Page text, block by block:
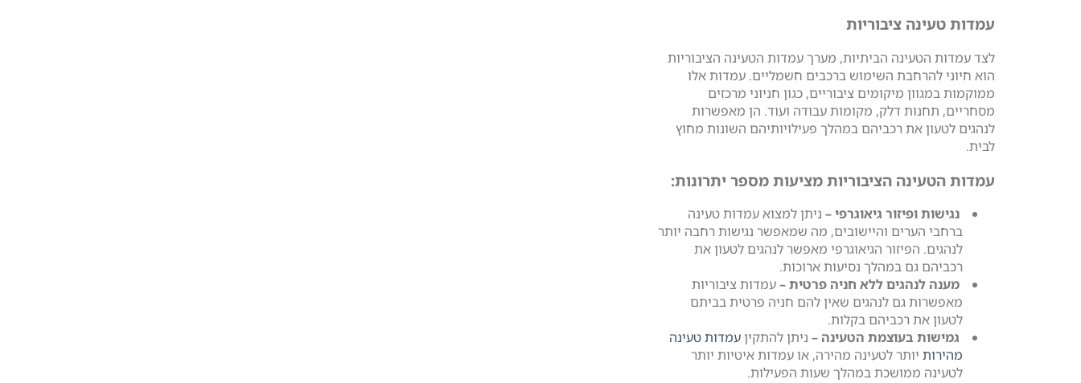
עמדות טעינה ציבוריות
לצד עמדות הטעינה הביתיות, מערך עמדות הטעינה הציבוריות
הוא חיוני להרחבת השימוש ברכבים חשמליים. עמדות אלו
ממוקמות במגוון מיקומים ציבוריים, כגון חניוני מרכזים
מסחריים, תחנות דלק, מקומות עבודה ועוד. הן מאפשרות
לנהגים לטעון את רכביהם במהלך פעילויותיהם השונות מחוץ
לבית.
עמדות הטעינה הציבוריות מציעות מספר יתרונות:
נגישות ופיזור גיאוגרפי – ניתן למצוא עמדות טעינה
ברחבי הערים והיישובים, מה שמאפשר נגישות רחבה יותר
לנהגים. הפיזור הגיאוגרפי מאפשר לנהגים לטעון את
רכביהם גם במהלך נסיעות ארוכות.
מענה לנהגים ללא חניה פרטית –עמדות ציבוריות
מאפשרות גם לנהגים שאין להם חניה פרטית בביתם
לטעון את רכביהם בקלות.
גמישות בעוצמת הטעינה – ניתן להתקיןעמדות טעינה
מהירות יותר לטעינה מהירה, או עמדות איטיות יותר
לטעינה ממושכת במהלך שעות הפעילות.